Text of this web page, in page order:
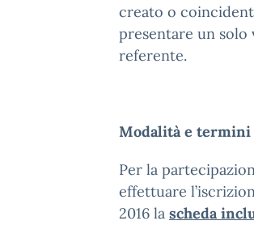
creato o
presentare un solo
referente.
Modalità e termini
Per la
effettuare
2016 la scheda